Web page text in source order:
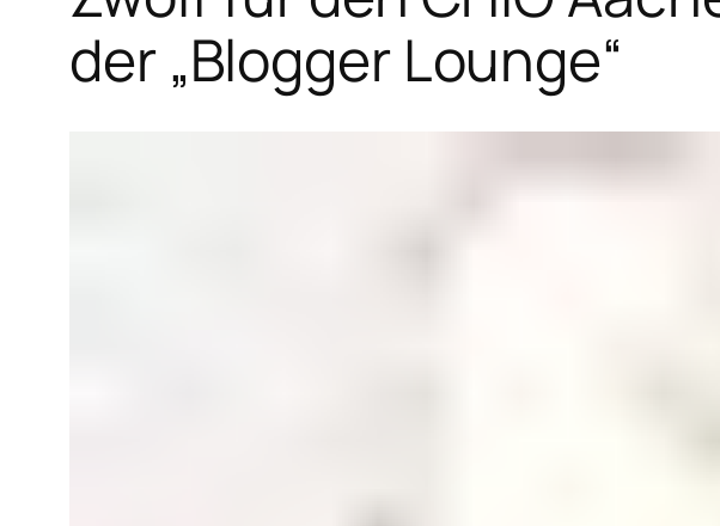
der „Blogger Lounge“